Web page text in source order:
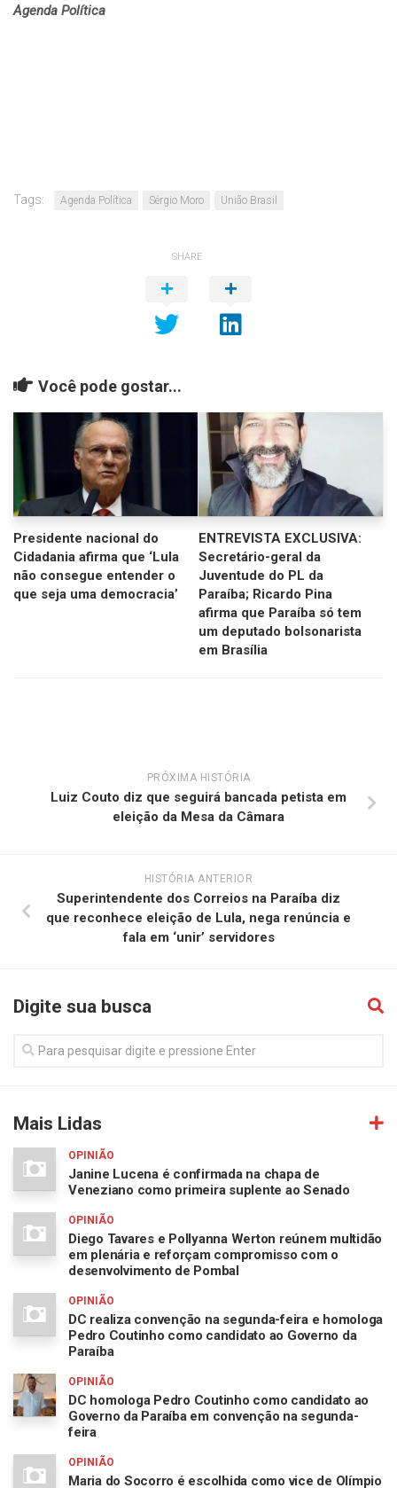
Agenda Política
Tags: Agenda Política Sérgio Moro União Brasil
SHARE
Você pode gostar...
Presidente nacional do
Cidadania afirma que ‘Lula
não consegue entender o
que seja uma democracia’
ENTREVISTA EXCLUSIVA:
Secretário-geral da
Juventude do PL da
Paraíba; Ricardo Pina
afirma que Paraíba só tem
um deputado bolsonarista
em Brasília
PRÓXIMA HISTÓRIA
Luiz Couto diz que seguirá bancada petista em
eleição da Mesa da Câmara
HISTÓRIA ANTERIOR
Superintendente dos Correios na Paraíba diz
que reconhece eleição de Lula, nega renúncia e
fala em ‘unir’ servidores
Digite sua busca
Mais Lidas
OPINIÃO
Janine Lucena é confirmada na chapa de
Veneziano como primeira suplente ao Senado
OPINIÃO
Diego Tavares e Pollyanna Werton reúnem multidão
em plenária e reforçam compromisso com o
desenvolvimento de Pombal
OPINIÃO
DC realiza convenção na segunda-feira e homologa
Pedro Coutinho como candidato ao Governo da
Paraíba
OPINIÃO
DC homologa Pedro Coutinho como candidato ao
Governo da Paraíba em convenção na segunda-
feira
OPINIÃO
Maria do Socorro é escolhida como vice de Olímpio